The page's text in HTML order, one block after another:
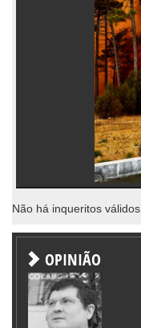
Não há inqueritos válidos.
OPINIÃO